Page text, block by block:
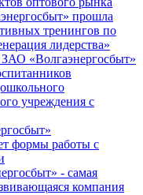
прошла
тренингов по
лидерства»
«Волгаэнергосбыт»
учреждения с
формы работы с
- самая
компания